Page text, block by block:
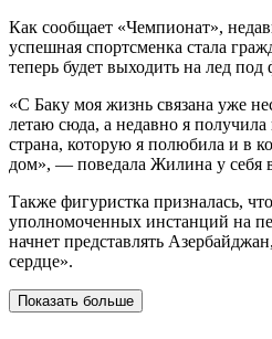
Как сообщает «Чемпионат»,
успешная спортсменка стала
теперь будет выходить на лед
«С Баку моя жизнь связана уже
летаю сюда, а недавно я
страна, которую я полюбила и в
дом», — поведала Жилина у себя
Также фигуристка призналась,
уполномоченных инстанций на
начнет представлять
сердце».
Показать больше